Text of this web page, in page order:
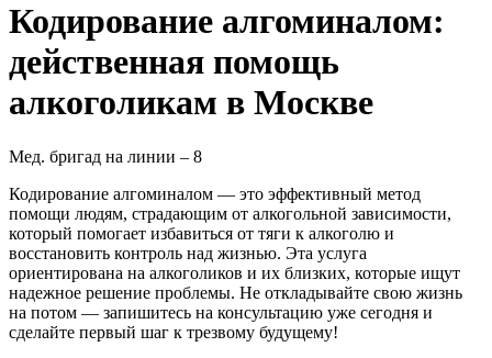
Кодирование алгоминалом:
действенная помощь
алкоголикам в Москве
Мед. бригад на линии – 8
Кодирование алгоминалом — это эффективный метод
помощи людям, страдающим от алкогольной зависимости,
который помогает избавиться от тяги к алкоголю и
восстановить контроль над жизнью. Эта услуга
ориентирована на алкоголиков и их близких, которые ищут
надежное решение проблемы. Не откладывайте свою жизнь
на потом — запишитесь на консультацию уже сегодня и
сделайте первый шаг к трезвому будущему!